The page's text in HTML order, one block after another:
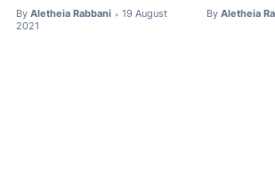
By Aletheia Rabbani • 19 August
2021
By Aletheia